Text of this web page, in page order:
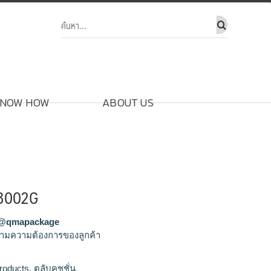
HOW ABOUT US
ความต้องการของลูกค้า
ยม,รับผลิตสินค้าพรีเมี่ยม,จำหน่ายสินค้าพรีเมี่
, ตลับคุชชั่น